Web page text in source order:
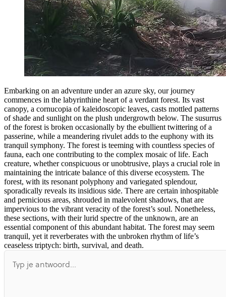
Embarking on an adventure under an azure sky, our journey
commences in the labyrinthine heart of a verdant forest. Its vast
canopy, a cornucopia of kaleidoscopic leaves, casts mottled patterns
of shade and sunlight on the plush undergrowth below. The susurrus
of the forest is broken occasionally by the ebullient twittering of a
passerine, while a meandering rivulet adds to the euphony with its
tranquil symphony. The forest is teeming with countless species of
fauna, each one contributing to the complex mosaic of life. Each
creature, whether conspicuous or unobtrusive, plays a crucial role in
maintaining the intricate balance of this diverse ecosystem. The
forest, with its resonant polyphony and variegated splendour,
sporadically reveals its insidious side. There are certain inhospitable
and pernicious areas, shrouded in malevolent shadows, that are
impervious to the vibrant veracity of the forest’s soul. Nonetheless,
these sections, with their lurid spectre of the unknown, are an
essential component of this abundant habitat. The forest may seem
tranquil, yet it reverberates with the unbroken rhythm of life’s
ceaseless triptych: birth, survival, and death.